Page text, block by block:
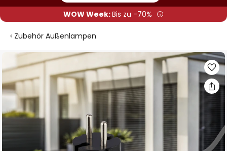
WOW Week:Bis zu -70%
Zubehör Außenlampen
Zum
Ende
der
Bildgalerie
springen